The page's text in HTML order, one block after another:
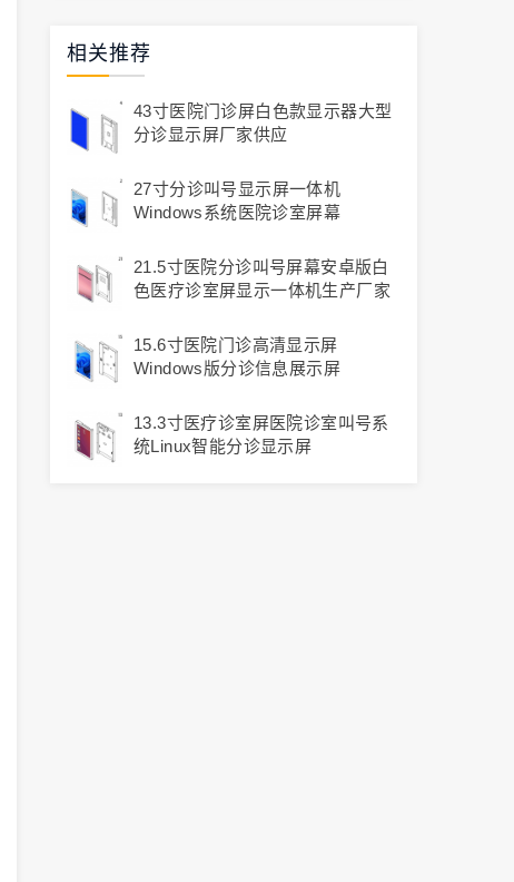
相关推荐
43寸医院门诊屏白色款显示器大型
分诊显示屏厂家供应
27寸分诊叫号显示屏一体机
Windows系统医院诊室屏幕
21.5寸医院分诊叫号屏幕安卓版白
色医疗诊室屏显示一体机生产厂家
15.6寸医院门诊高清显示屏
Windows版分诊信息展示屏
13.3寸医疗诊室屏医院诊室叫号系
统Linux智能分诊显示屏